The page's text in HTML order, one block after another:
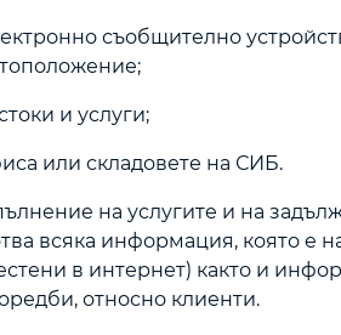
съобщително
и услуги;
или складовете на СИБ.
на услугите и на
всяка информация, която е
в интернет) както и
относно клиенти.